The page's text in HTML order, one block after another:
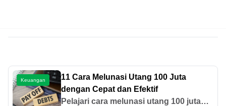
Keuangan
11 Cara Melunasi Utang 100 Juta
dengan Cepat dan Efektif
Pelajari cara melunasi utang 100 juta